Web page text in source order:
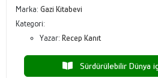
Marka: Gazi Kitabevi
Kategori:
Yazar: Recep Kanıt
Sürdürülebilir Dünya